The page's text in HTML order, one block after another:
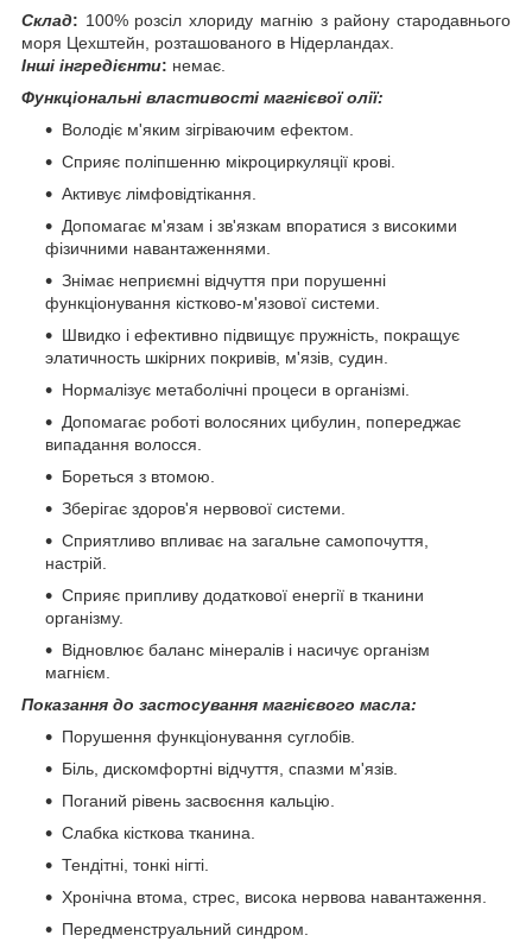
Склад: 100% розсіл хлориду магнію з району стародавнього
моря Цехштейн, розташованого в Нідерландах.
Інші інгредієнти: немає.
Функціональні властивості магнієвої олії:
Володіє м'яким зігріваючим ефектом.
Сприяє поліпшенню мікроциркуляції крові.
Активує лімфовідтікання.
Допомагає м'язам і зв'язкам впоратися з високими
фізичними навантаженнями.
Знімає неприємні відчуття при порушенні
функціонування кістково-м'язової системи.
Швидко і ефективно підвищує пружність, покращує
элатичность шкірних покривів, м'язів, судин.
Нормалізує метаболічні процеси в організмі.
Допомагає роботі волосяних цибулин, попереджає
випадання волосся.
Бореться з втомою.
Зберігає здоров'я нервової системи.
Сприятливо впливає на загальне самопочуття,
настрій.
Сприяє припливу додаткової енергії в тканини
організму.
Відновлює баланс мінералів і насичує організм
магнієм.
Показання до застосування магнієвого масла:
Порушення функціонування суглобів.
Біль, дискомфортні відчуття, спазми м'язів.
Поганий рівень засвоєння кальцію.
Слабка кісткова тканина.
Тендітні, тонкі нігті.
Хронічна втома, стрес, висока нервова навантаження.
Передменструальний синдром.